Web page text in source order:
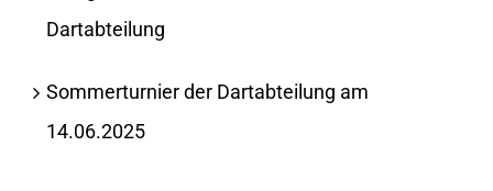
Dartabteilung
Sommerturnier der Dartabteilung am
14.06.2025